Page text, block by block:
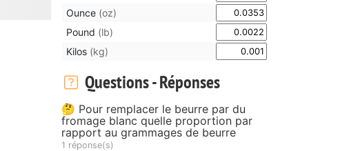
Ounce (oz)
Pound (lb)
Kilos (kg)
Questions - Réponses
🤔 Pour remplacer le beurre par du
fromage blanc quelle proportion par
rapport au grammages de beurre
1 réponse(s)